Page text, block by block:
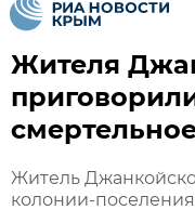
Жителя
Житель
колонии-